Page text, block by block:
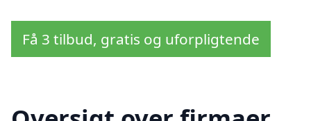
Få 3 tilbud, gratis og uforpligtende